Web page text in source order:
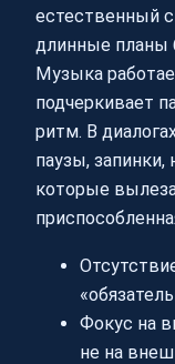
естественный
длинные планы
Музыка
подчеркивает
ритм. В
паузы, запинки,
которые
Фокус на
не на